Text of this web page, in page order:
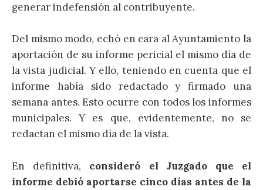
generar indefensión al contribuyente.
Del mismo modo, echó en cara al Ayuntamiento la
aportación de su informe pericial el mismo día de
la vista judicial. Y ello, teniendo en cuenta que el
informe había sido redactado y firmado una
semana antes. Esto ocurre con todos los informes
municipales. Y es que, evidentemente, no se
redactan el mismo día de la vista.
En definitiva, consideró el Juzgado que el
informe debió aportarse cinco días antes de la